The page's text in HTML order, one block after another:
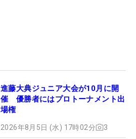
進藤大典ジュニア大会が10月に開
催 優勝者にはプロトーナメント出
場権
2026年8月5日 (水) 17時02分 3